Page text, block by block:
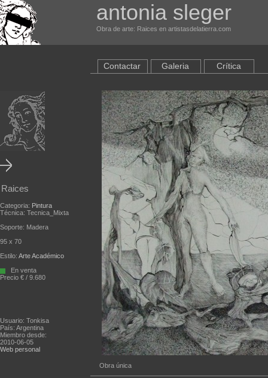
antonia sleger
Obra de arte: Raices en artistasdelatierra.com
Raices
Categoria: Pintura
Técnica: Tecnica_Mixta
Soporte: Madera
95 x 70
Estilo: Arte Académico
En venta
Precio € / 9.680
Usuario: Tonkisa
País: Argentina
Miembro desde:
2010-06-05
Web personal
Contactar Galeria Crítica
Obra única